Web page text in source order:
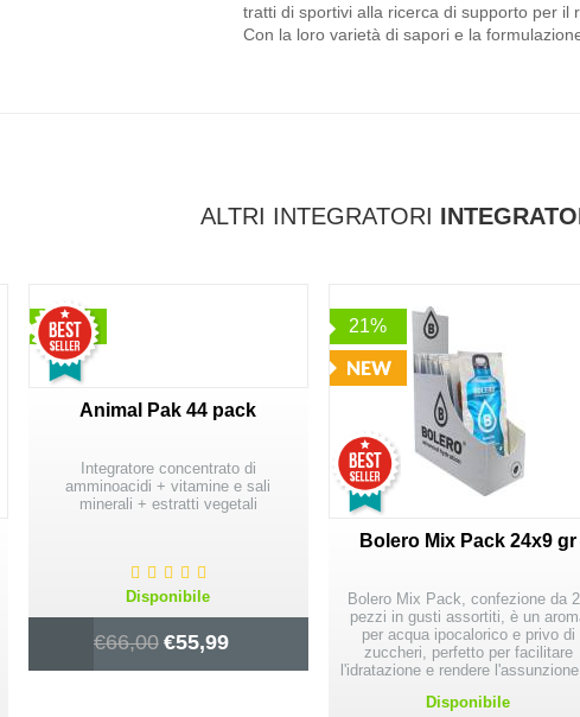
tratti di sportivi alla ricerca di supporto per il
Con la loro varietà di sapori e la
ALTRI INTEGRATORI
15%
Animal Pak 44 pack
Integratore concentrato di
amminoacidi + vitamine e sali
minerali + estratti vegetali
Disponibile
€66,00 €55,99
21%
Bolero Mix Pack 24x9 gr
Bolero Mix Pack, confezione da
pezzi in gusti assortiti, è un
per acqua ipocalorico e privo di
zuccheri, perfetto per facilitare
l'idratazione e rendere
Disponibile